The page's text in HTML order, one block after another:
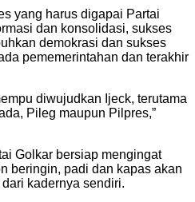
yang harus digapai Partai
dan konsolidasi, sukses
demokrasi dan sukses
pememerintahan dan terakhir
diwujudkan Ijeck, terutama
Pileg maupun Pilpres,”
Golkar bersiap mengingat
beringin, padi dan kapas akan
kadernya sendiri.